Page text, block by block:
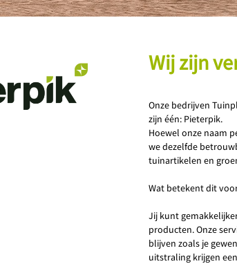
Wij zijn
Onze bedrijven
zijn één: Pieterpik.
Hoewel onze naam
we dezelfde
tuinartikelen en
Wat betekent dit
Jij kunt
producten. Onze
blijven zoals je
uitstraling krijgen